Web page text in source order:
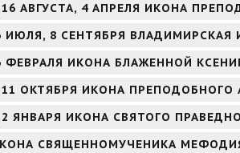
АВГУСТА, 4 АПРЕЛЯ ИКОНА
ИЮЛЯ, 8 СЕНТЯБРЯ
ФЕВРАЛЯ ИКОНА БЛАЖЕННОЙ
ОКТЯБРЯ ИКОНА ПРЕПОДОБНОГО
ЯНВАРЯ ИКОНА СВЯТОГО
СВЯЩЕННОМУЧЕНИКА